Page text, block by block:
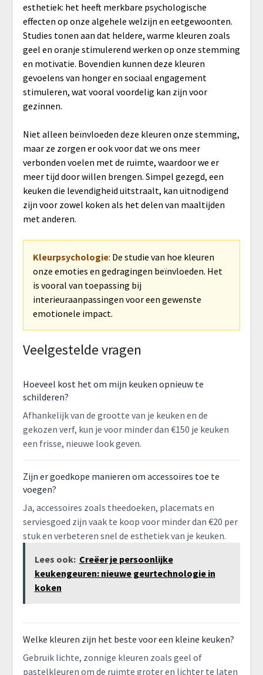
esthetiek: het heeft merkbare psychologische
effecten op onze algehele welzijn en eetgewoonten.
Studies tonen aan dat heldere, warme kleuren zoals
geel en oranje stimulerend werken op onze stemming
en motivatie. Bovendien kunnen deze kleuren
gevoelens van honger en sociaal engagement
stimuleren, wat vooral voordelig kan zijn voor
gezinnen.
Niet alleen beïnvloeden deze kleuren onze stemming,
maar ze zorgen er ook voor dat we ons meer
verbonden voelen met de ruimte, waardoor we er
meer tijd door willen brengen. Simpel gezegd, een
keuken die levendigheid uitstraalt, kan uitnodigend
zijn voor zowel koken als het delen van maaltijden
met anderen.
Kleurpsychologie: De studie van hoe kleuren
onze emoties en gedragingen beïnvloeden. Het
is vooral van toepassing bij
interieuraanpassingen voor een gewenste
emotionele impact.
Veelgestelde vragen
Hoeveel kost het om mijn keuken opnieuw te
schilderen?
Afhankelijk van de grootte van je keuken en de
gekozen verf, kun je voor minder dan €150 je keuken
een frisse, nieuwe look geven.
Zijn er goedkope manieren om accessoires toe te
voegen?
Ja, accessoires zoals theedoeken, placemats en
serviesgoed zijn vaak te koop voor minder dan €20 per
stuk en verbeteren snel de esthetiek van je keuken.
Lees ook: Creëer je persoonlijke
keukengeuren: nieuwe geurtechnologie in
koken
Welke kleuren zijn het beste voor een kleine keuken?
Gebruik lichte, zonnige kleuren zoals geel of
pastelkleuren om de ruimte groter en lichter te laten